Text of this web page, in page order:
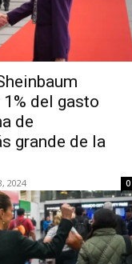
del gasto
de
grande de la
2024 0